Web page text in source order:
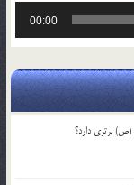
00:00
(ص) برتری دارد؟